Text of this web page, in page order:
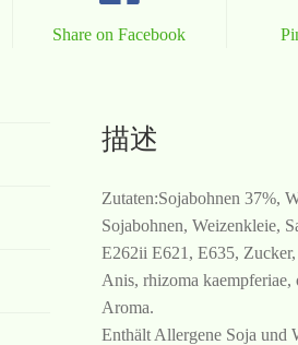
Share on Facebook
描述
Zutaten:Sojabohnen 37%,
Sojabohnen, Weizenkleie,
E262ii E621, E635,
Anis, rhizoma kaempferiae,
Aroma.
Enthält Allergene Soja und